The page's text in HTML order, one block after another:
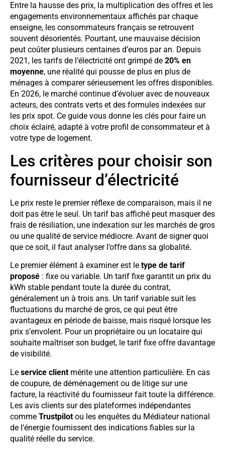
Entre la hausse des prix, la multiplication des offres et les
engagements environnementaux affichés par chaque
enseigne, les consommateurs français se retrouvent
souvent désorientés. Pourtant, une mauvaise décision
peut coûter plusieurs centaines d’euros par an. Depuis
2021, les tarifs de l’électricité ont grimpé de 20% en
moyenne, une réalité qui pousse de plus en plus de
ménages à comparer sérieusement les offres disponibles.
En 2026, le marché continue d’évoluer avec de nouveaux
acteurs, des contrats verts et des formules indexées sur
les prix spot. Ce guide vous donne les clés pour faire un
choix éclairé, adapté à votre profil de consommateur et à
votre type de logement.
Les critères pour choisir son
fournisseur d’électricité
Le prix reste le premier réflexe de comparaison, mais il ne
doit pas être le seul. Un tarif bas affiché peut masquer des
frais de résiliation, une indexation sur les marchés de gros
ou une qualité de service médiocre. Avant de signer quoi
que ce soit, il faut analyser l’offre dans sa globalité.
Le premier élément à examiner est le type de tarif
proposé : fixe ou variable. Un tarif fixe garantit un prix du
kWh stable pendant toute la durée du contrat,
généralement un à trois ans. Un tarif variable suit les
fluctuations du marché de gros, ce qui peut être
avantageux en période de baisse, mais risqué lorsque les
prix s’envolent. Pour un propriétaire ou un locataire qui
souhaite maîtriser son budget, le tarif fixe offre davantage
de visibilité.
Le service client mérite une attention particulière. En cas
de coupure, de déménagement ou de litige sur une
facture, la réactivité du fournisseur fait toute la différence.
Les avis clients sur des plateformes indépendantes
comme Trustpilot ou les enquêtes du Médiateur national
de l’énergie fournissent des indications fiables sur la
qualité réelle du service.